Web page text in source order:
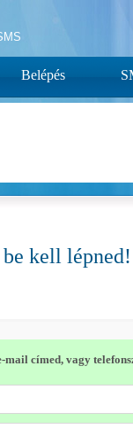
kell lépned!
címed, vagy
Belépés